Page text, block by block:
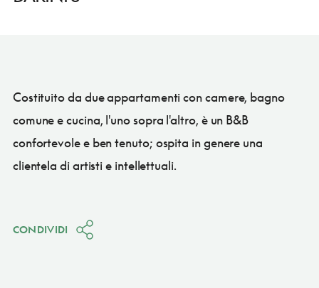
Costituito da due appartamenti con camere, bagno
comune e cucina, l'uno sopra l'altro, è un B&B
confortevole e ben tenuto; ospita in genere una
clientela di artisti e intellettuali.
CONDIVIDI